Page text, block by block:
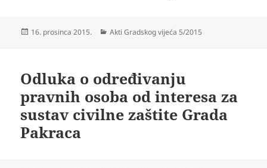
Objavljeno
16. prosinca 2015. Kategorije
Akti Gradskog vijeća 5/2015
Odluka o određivanju
pravnih osoba od interesa za
sustav civilne zaštite Grada
Pakraca